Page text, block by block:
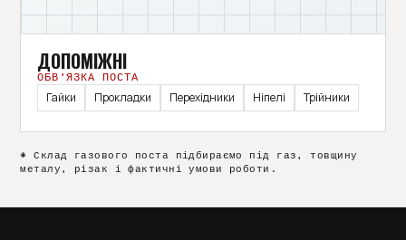
ДОПОМІЖНІ
ОБВ’ЯЗКА ПОСТА
Гайки
Прокладки Перехідники Ніпелі Трійники
* Склад газового поста підбираємо під газ, товщину
металу, різак і фактичні умови роботи.